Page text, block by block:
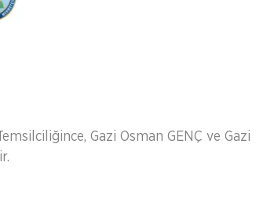
Gazi Osman GENÇ ve Gazi